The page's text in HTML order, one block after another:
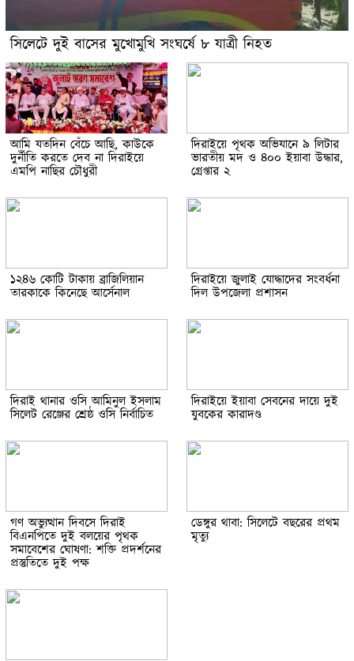
সিলেটে দুই বাসের মুখোমুখি সংঘর্ষে ৮ যাত্রী নিহত
আমি যতদিন বেঁচে আছি, কাউকে
দুর্নীতি করতে দেব না দিরাইয়ে
এমপি নাছির চৌধুরী
দিরাইয়ে পৃথক অভিযানে ৯ লিটার
ভারতীয় মদ ও ৪০০ ইয়াবা উদ্ধার,
গ্রেপ্তার ২
১২৪৬ কোটি টাকায় ব্রাজিলিয়ান
তারকাকে কিনেছে আর্সেনাল
দিরাইয়ে জুলাই যোদ্ধাদের সংবর্ধনা
দিল উপজেলা প্রশাসন
দিরাই থানার ওসি আমিনুল ইসলাম
সিলেট রেঞ্জের শ্রেষ্ঠ ওসি নির্বাচিত
দিরাইয়ে ইয়াবা সেবনের দায়ে দুই
যুবকের কারাদণ্ড
গণ অভ্যুত্থান দিবসে দিরাই
বিএনপিতে দুই বলয়ের পৃথক
সমাবেশের ঘোষণা: শক্তি প্রদর্শনের
প্রস্তুতিতে দুই পক্ষ
ডেঙ্গুর থাবা: সিলেটে বছরের প্রথম
মৃত্যু